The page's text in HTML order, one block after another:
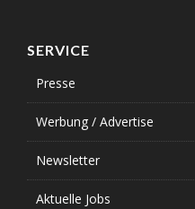
SERVICE
Presse
Werbung / Advertise
Newsletter
Aktuelle Jobs